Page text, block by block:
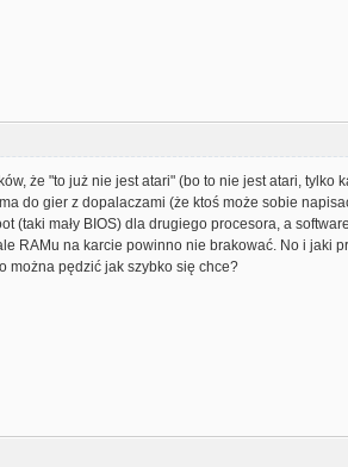
że "to już nie jest atari" (bo to nie jest atari, tylko
do gier z dopalaczami (że ktoś może sobie
(taki mały BIOS) dla drugiego procesora, a
RAMu na karcie powinno nie brakować. No i jaki
można pędzić jak szybko się chce?